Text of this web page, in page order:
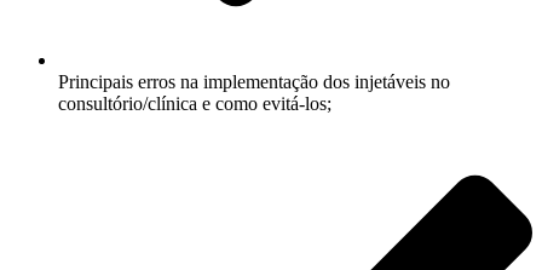
Principais erros na implementação dos injetáveis no
consultório/clínica e como evitá-los;